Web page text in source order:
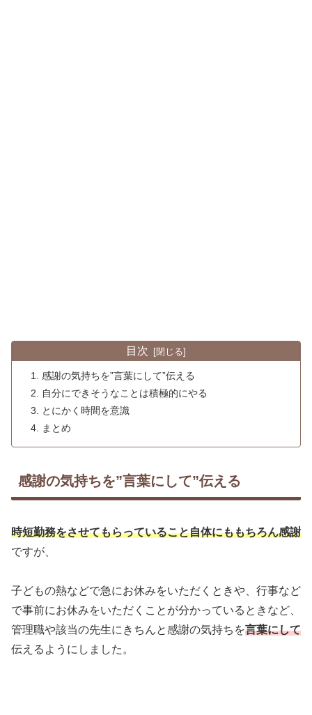
目次
感謝の気持ちを”言葉にして”伝える
自分にできそうなことは積極的にやる
とにかく時間を意識
まとめ
感謝の気持ちを”言葉にして”伝える
時短勤務をさせてもらっていること自体にももちろん感謝
ですが、
子どもの熱などで急にお休みをいただくときや、行事など
で事前にお休みをいただくことが分かっているときなど、
管理職や該当の先生にきちんと感謝の気持ちを言葉にして
伝えるようにしました。